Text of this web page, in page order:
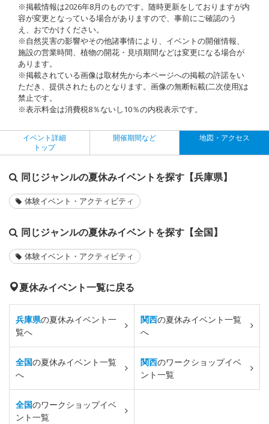
※掲載情報は2026年8月のものです。随時更新をしておりますが内
容が変更となっている場合がありますので、事前にご確認のう
え、おでかけください。
※自然災害の影響やその他諸事情により、イベントの開催情報、
施設の営業時間、植物の開花・見頃期間などは変更になる場合が
あります。
※掲載されている画像は取材先から本ページへの掲載の許諾をい
ただき、提供されたものとなります。画像の無断転載(二次使用)は
禁止です。
※表示料金は消費税8％ないし10％の内税表示です。
イベント詳細
トップ
開催期間など 地図・アクセス
同じジャンルの夏休みイベントを探す【兵庫県】
体験イベント・アクティビティ
同じジャンルの夏休みイベントを探す【全国】
体験イベント・アクティビティ
夏休みイベント一覧に戻る
兵庫県の夏休みイベント一
覧へ
関西の夏休みイベント一覧
へ
全国の夏休みイベント一覧
へ
関西のワークショップイベ
ント一覧
全国のワークショップイベ
ント一覧